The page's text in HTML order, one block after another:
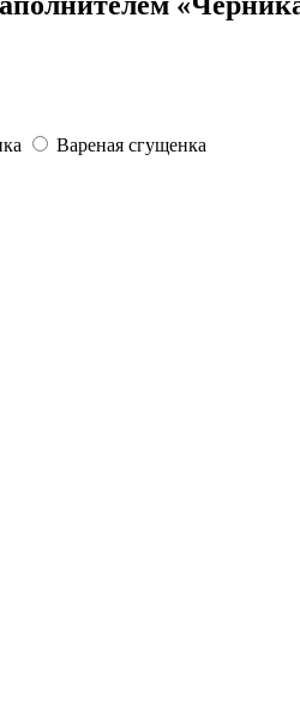
Вареная сгущенка